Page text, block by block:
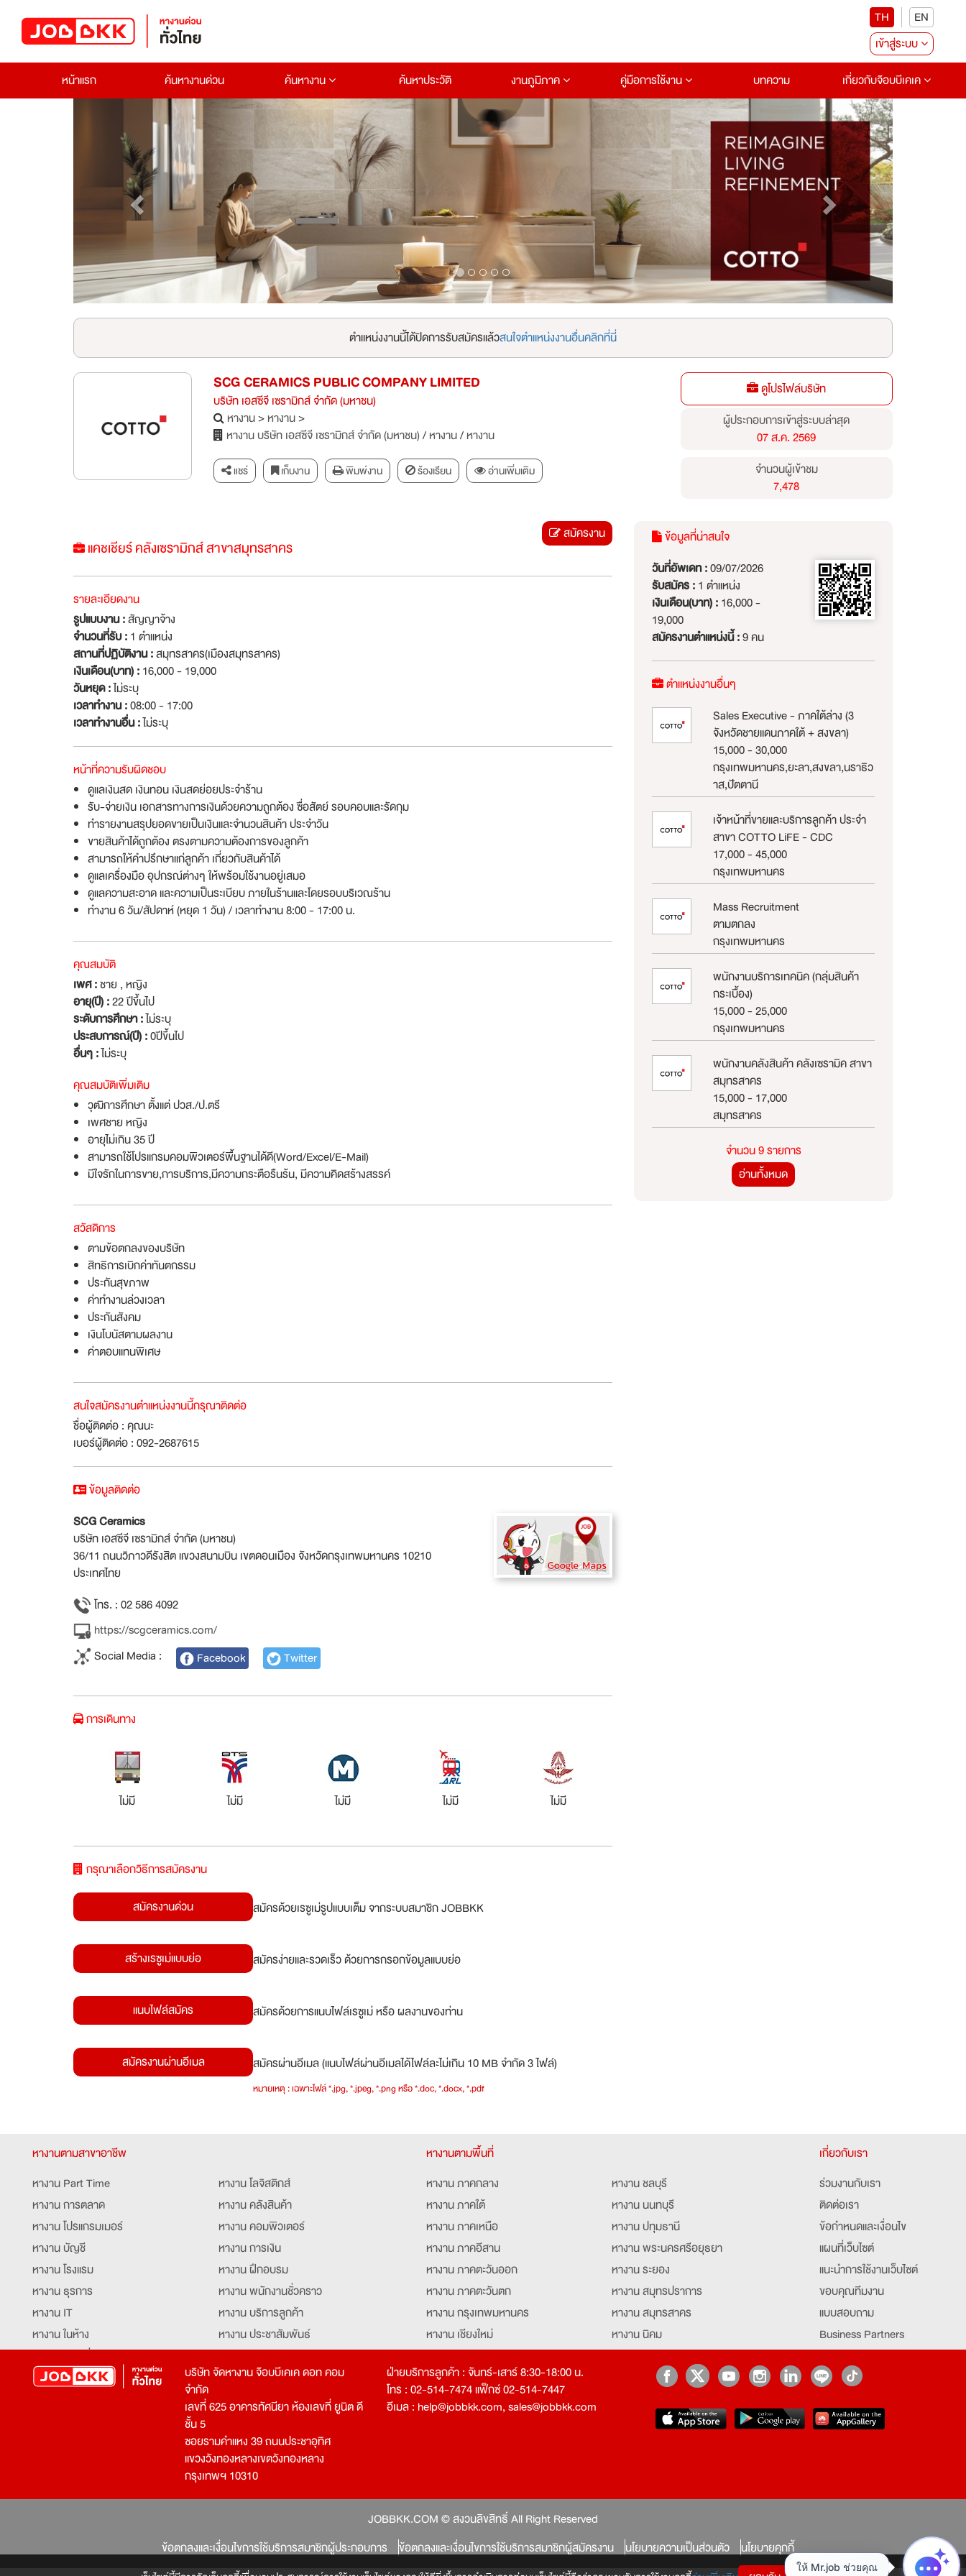
TH
EN
เข้าสู่ระบบ
หน้าแรก
ค้นหางานด่วน ค้นหางาน ค้นหาประวัติ งานภูมิภาค คู่มือการใช้งาน บทความ เกี่ยวกับจ๊อบบีเคเค
Next
ตำแหน่งงานนี้ได้ปิดการรับสมัครแล้วสนใจตำแหน่งงานอื่นคลิกที่นี่
SCG CERAMICS PUBLIC COMPANY LIMITED
บริษัท เอสซีจี เซรามิกส์ จำกัด (มหาชน)
หางาน>หางาน>
หางาน บริษัท เอสซีจี เซรามิกส์ จำกัด (มหาชน)/หางาน/หางาน
แชร์ เก็บงาน พิมพ์งาน ร้องเรียน อ่านเพิ่มเติม
ดูโปรไฟล์บริษัท
ผู้ประกอบการเข้าสู่ระบบล่าสุด
07 ส.ค. 2569
จำนวนผู้เข้าชม
7,478
แคชเชียร์ คลังเซรามิกส์ สาขาสมุทรสาคร
สมัครงาน
รายละเอียดงาน
รูปแบบงาน :สัญญาจ้าง
จำนวนที่รับ :1 ตำแหน่ง
สถานที่ปฏิบัติงาน :สมุทรสาคร(เมืองสมุทรสาคร)
เงินเดือน(บาท) :16,000 - 19,000
วันหยุด :ไม่ระบุ
เวลาทำงาน :08:00 - 17:00
เวลาทำงานอื่น :ไม่ระบุ
หน้าที่ความรับผิดชอบ
ดูแลเงินสด เงินทอน เงินสดย่อยประจำร้าน
รับ-จ่ายเงิน เอกสารทางการเงินด้วยความถูกต้อง ซื่อสัตย์ รอบคอบและรัดกุม
ทำรายงานสรุปยอดขายเป็นเงินและจำนวนสินค้า ประจำวัน
ขายสินค้าได้ถูกต้อง ตรงตามความต้องการของลูกค้า
สามารถให้คำปรึกษาแก่ลูกค้า เกี่ยวกับสินค้าได้
ดูแลเครื่องมือ อุปกรณ์ต่างๆ ให้พร้อมใช้งานอยู่เสมอ
ดูแลความสะอาด และความเป็นระเบียบ ภายในร้านและโดยรอบบริเวณร้าน
ทำงาน 6 วัน/สัปดาห์ (หยุด 1 วัน) / เวลาทำงาน 8:00 - 17:00 น.
คุณสมบัติ
เพศ :ชาย , หญิง
อายุ(ปี) :22 ปีขึ้นไป
ระดับการศึกษา :ไม่ระบุ
ประสบการณ์(ปี) :0ปีขึ้นไป
อื่นๆ :ไม่ระบุ
คุณสมบัติเพิ่มเติม
วุฒิการศึกษา ตั้งแต่ ปวส./ป.ตรี
เพศชาย หญิง
อายุไม่เกิน 35 ปี
สามารถใช้โปรแกรมคอมพิวเตอร์พื้นฐานได้ดี(Word/Excel/E-Mail)
มีใจรักในการขาย,การบริการ,มีความกระตือรืนร้น, มีความคิดสร้างสรรค์
สวัสดิการ
ตามข้อตกลงของบริษัท
สิทธิการเบิกค่าทันตกรรม
ประกันสุขภาพ
ค่าทำงานล่วงเวลา
ประกันสังคม
เงินโบนัสตามผลงาน
ค่าตอบแทนพิเศษ
สนใจสมัครงานตำแหน่งงานนี้กรุณาติดต่อ
ชื่อผู้ติดต่อ : คุณนะ
เบอร์ผู้ติดต่อ : 092-2687615
ข้อมูลที่น่าสนใจ
วันที่อัพเดท :09/07/2026
รับสมัคร :1 ตำแหน่ง
เงินเดือน(บาท) :16,000 -
19,000
สมัครงานตำแหน่งนี้ :9 คน
ตำแหน่งงานอื่นๆ
Sales Executive - ภาคใต้ล่าง (3
จังหวัดชายแดนภาคใต้ + สงขลา)
15,000 - 30,000
กรุงเทพมหานคร,ยะลา,สงขลา,นราธิว
าส,ปัตตานี
เจ้าหน้าที่ขายและบริการลูกค้า ประจำ
สาขา COTTO LiFE - CDC
17,000 - 45,000
กรุงเทพมหานคร
Mass Recruitment
ตามตกลง
กรุงเทพมหานคร
พนักงานบริการเทคนิค (กลุ่มสินค้า
กระเบื้อง)
15,000 - 25,000
กรุงเทพมหานคร
พนักงานคลังสินค้า คลังเซรามิค สาขา
สมุทรสาคร
15,000 - 17,000
สมุทรสาคร
จำนวน 9 รายการ
อ่านทั้งหมด
ข้อมูลติดต่อ
SCG Ceramics
บริษัท เอสซีจี เซรามิกส์ จำกัด (มหาชน)
36/11 ถนนวิภาวดีรังสิต แขวงสนามบิน เขตดอนเมือง จังหวัดกรุงเทพมหานคร 10210
ประเทศไทย
โทร. : 02 586 4092
https://scgceramics.com/
Social Media :
Facebook Twitter
การเดินทาง
ไม่มี ไม่มี ไม่มี ไม่มี ไม่มี
กรุณาเลือกวิธีการสมัครงาน
สมัครงานด่วน
สมัครด้วยเรซูเม่รูปแบบเต็ม จากระบบสมาชิก JOBBKK
สร้างเรซูเม่แบบย่อ สมัครง่ายและรวดเร็ว ด้วยการกรอกข้อมูลแบบย่อ
แนบไฟล์สมัคร สมัครด้วยการแนบไฟล์เรซูเม่ หรือ ผลงานของท่าน
สมัครงานผ่านอีเมล สมัครผ่านอีเมล (แนบไฟล์ผ่านอีเมลได้ไฟล์ละไม่เกิน 10 MB จำกัด 3 ไฟล์)
หมายเหตุ : เฉพาะไฟล์ *.jpg, *.jpeg, *.png หรือ *.doc, *.docx, *.pdf
หางานตามสาขาอาชีพ
หางาน Part Time
หางาน การตลาด
หางาน โปรแกรมเมอร์
หางาน บัญชี
หางาน โรงแรม
หางาน ธุรการ
หางาน IT
หางาน ในห้าง
หางาน ท่องเที่ยว
หางาน จัดซื้อ
หางาน เจ้าหน้าที่รักษาความปลอดภัย
โปรแกรมเมอร์
หางาน โลจิสติกส์
หางาน คลังสินค้า
หางาน คอมพิวเตอร์
หางาน การเงิน
หางาน ฝึกอบรม
หางาน พนักงานชั่วคราว
หางาน บริการลูกค้า
หางาน ประชาสัมพันธ์
หางาน รับโทรศัพท์
หางาน ประสานงาน
หางาน จองตั๋ว
หางาน กุ๊ก
หางาน นักศึกษาฝึกงาน
หางาน Mobile Application
Developer
บริการสรรหาพนักงาน
บริษัทจัดหางาน
หางานตามพื้นที่
หางาน ภาคกลาง
หางาน ภาคใต้
หางาน ภาคเหนือ
หางาน ภาคอีสาน
หางาน ภาคตะวันออก
หางาน ภาคตะวันตก
หางาน กรุงเทพมหานคร
หางาน เชียงใหม่
หางาน ฉะเชิงเทรา
หางาน ชลบุรี
หางาน นนทบุรี
หางาน ปทุมธานี
หางาน พระนครศรีอยุธยา
หางาน ระยอง
หางาน สมุทรปราการ
หางาน สมุทรสาคร
หางาน นิคม
หางานอยุธยา
เกี่ยวกับเรา
ร่วมงานกับเรา
ติดต่อเรา
ข้อกำหนดและเงื่อนไข
แผนที่เว็บไซต์
แนะนำการใช้งานเว็บไซต์
ขอบคุณทีมงาน
แบบสอบถาม
Business Partners
Partner มหาวิทยาลัย
Job Index
job
บริษัท จัดหางาน จ๊อบบีเคเค ดอท คอม
จำกัด
เลขที่ 625 อาคารทัศนียา ห้องเลขที่ ยูนิต ดี
ชั้น 5
ซอยรามคำแหง 39 ถนนประชาอุทิศ
แขวงวังทองหลางเขตวังทองหลาง
กรุงเทพฯ 10310
ฝ่ายบริการลูกค้า : จันทร์-เสาร์ 8:30-18:00 น.
โทร : 02-514-7474 แฟ็กซ์ 02-514-7447
อีเมล : help@jobbkk.com,sales@jobbkk.com
JOBBKK.COM © สงวนลิขสิทธิ์ All Right Reserved
ข้อตกลงและเงื่อนไขการใช้บริการสมาชิกผู้ประกอบการ
ข้อตกลงและเงื่อนไขการใช้บริการสมาชิกผู้สมัครงาน นโยบายความเป็นส่วนตัว
นโยบายคุกกี้